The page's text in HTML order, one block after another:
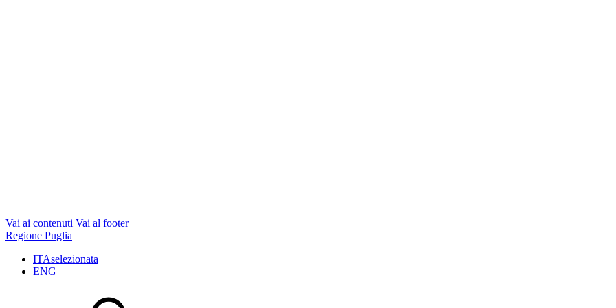
Vai ai contenuti Vai al footer
Regione Puglia
ITAselezionata
ENG